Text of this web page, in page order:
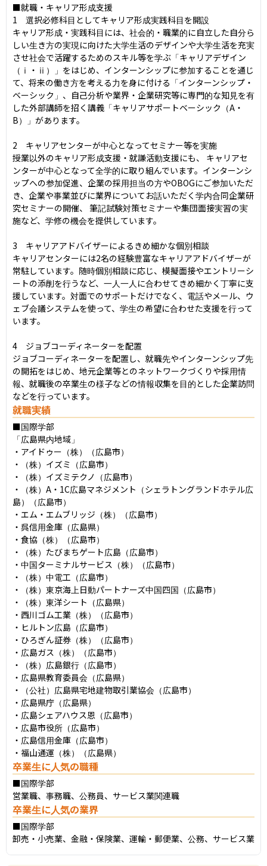
■就職・キャリア形成支援
1　選択必修科目としてキャリア形成実践科目を開設
キャリア形成・実践科目には、社会的・職業的に自立した自分ら
しい生き方の実現に向けた大学生活のデザインや大学生活を充実
させ社会で活躍するためのスキル等を学ぶ「キャリアデザイン
（ⅰ・ⅱ）」をはじめ、インターンシップに参加することを通じ
て、将来の働き方を考える力を身に付ける「インターンシップ・
ベーシック」、自己分析や業界・企業研究等に専門的な知見を有
した外部講師を招く講義「キャリアサポートベーシック（A・
B）」があります。
2　キャリアセンターが中心となってセミナー等を実施
授業以外のキャリア形成支援・就謙活動支援にも、 キャリアセ
ンターが中心となって全学的に取り組んでいます。インターンシ
ップへの参加促進、企業の採用担当の方やOBOGにご参加いただ
き、企業や事業並びに業界についてお話いただく学内合同企業研
究セミナーの開催、 筆記試験対策セミナーや集団面接実習の実
施など、学修の機会を提供しています。
3　キャリアアドバイザーによるきめ細かな個別相談
キャリアセンターには2名の経験豊富なキャリアアドバイザーが
常駐しています。随時個別相談に応じ、模擬面接やエントリーシ
ートの添削を行うなど、一人一人に合わせてきめ細かく丁寧に支
援しています。対面でのサポートだけでなく、電話やメール、ウ
ェブ会議システムを使って、学生の希望に合わせた支援を行って
います。
4　ジョブコーディネーターを配置
ジョブコーディネーターを配置し、就職先やインターンシップ先
の開拓をはじめ、地元企業等とのネットワークづくりや採用情
報、就職後の卒業生の様子などの情報収集を目的とした企業訪問
などを行っています。
就職実績
■国際学部
「広島県内地域」
・アイドゥー（株）（広島市）
・（株）イズミ（広島市）
・（株）イズミテクノ（広島市）
・（株）A・1C広島マネジメント（シェラトングランドホテル広
島）（広島市）
・エム・エムブリッジ（株）（広島市）
・呉信用金庫（広島県）
・食協（株）（広島市）
・（株）たびまちゲート広島（広島市）
・中国ターミナルサービス（株）（広島市）
・（株）中電工（広島市）
・（株）東京海上日動パートナーズ中国四国（広島市）
・（株）東洋シート（広島県）
・西川ゴム工業（株）（広島市）
・ヒルトン広島（広島市）
・ひろぎん証券（株）（広島市）
・広島ガス（株）（広島市）
・（株）広島銀行（広島市）
・広島県教育委員会（広島県）
・（公社）広島県宅地建物取引業協会（広島市）
・広島県庁（広島県）
・広島シェアハウス恩（広島市）
・広島市役所（広島市）
・広島信用金庫（広島市）
・福山通運（株）（広島県）
卒業生に人気の職種
■国際学部
営業職、事務職、公務員、サービス業関連職
卒業生に人気の業界
■国際学部
卸売・小売業、金融・保険業、運輸・郵便業、公務、サービス業